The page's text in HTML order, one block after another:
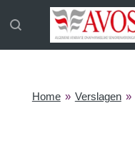
direct
Home » Verslagen »